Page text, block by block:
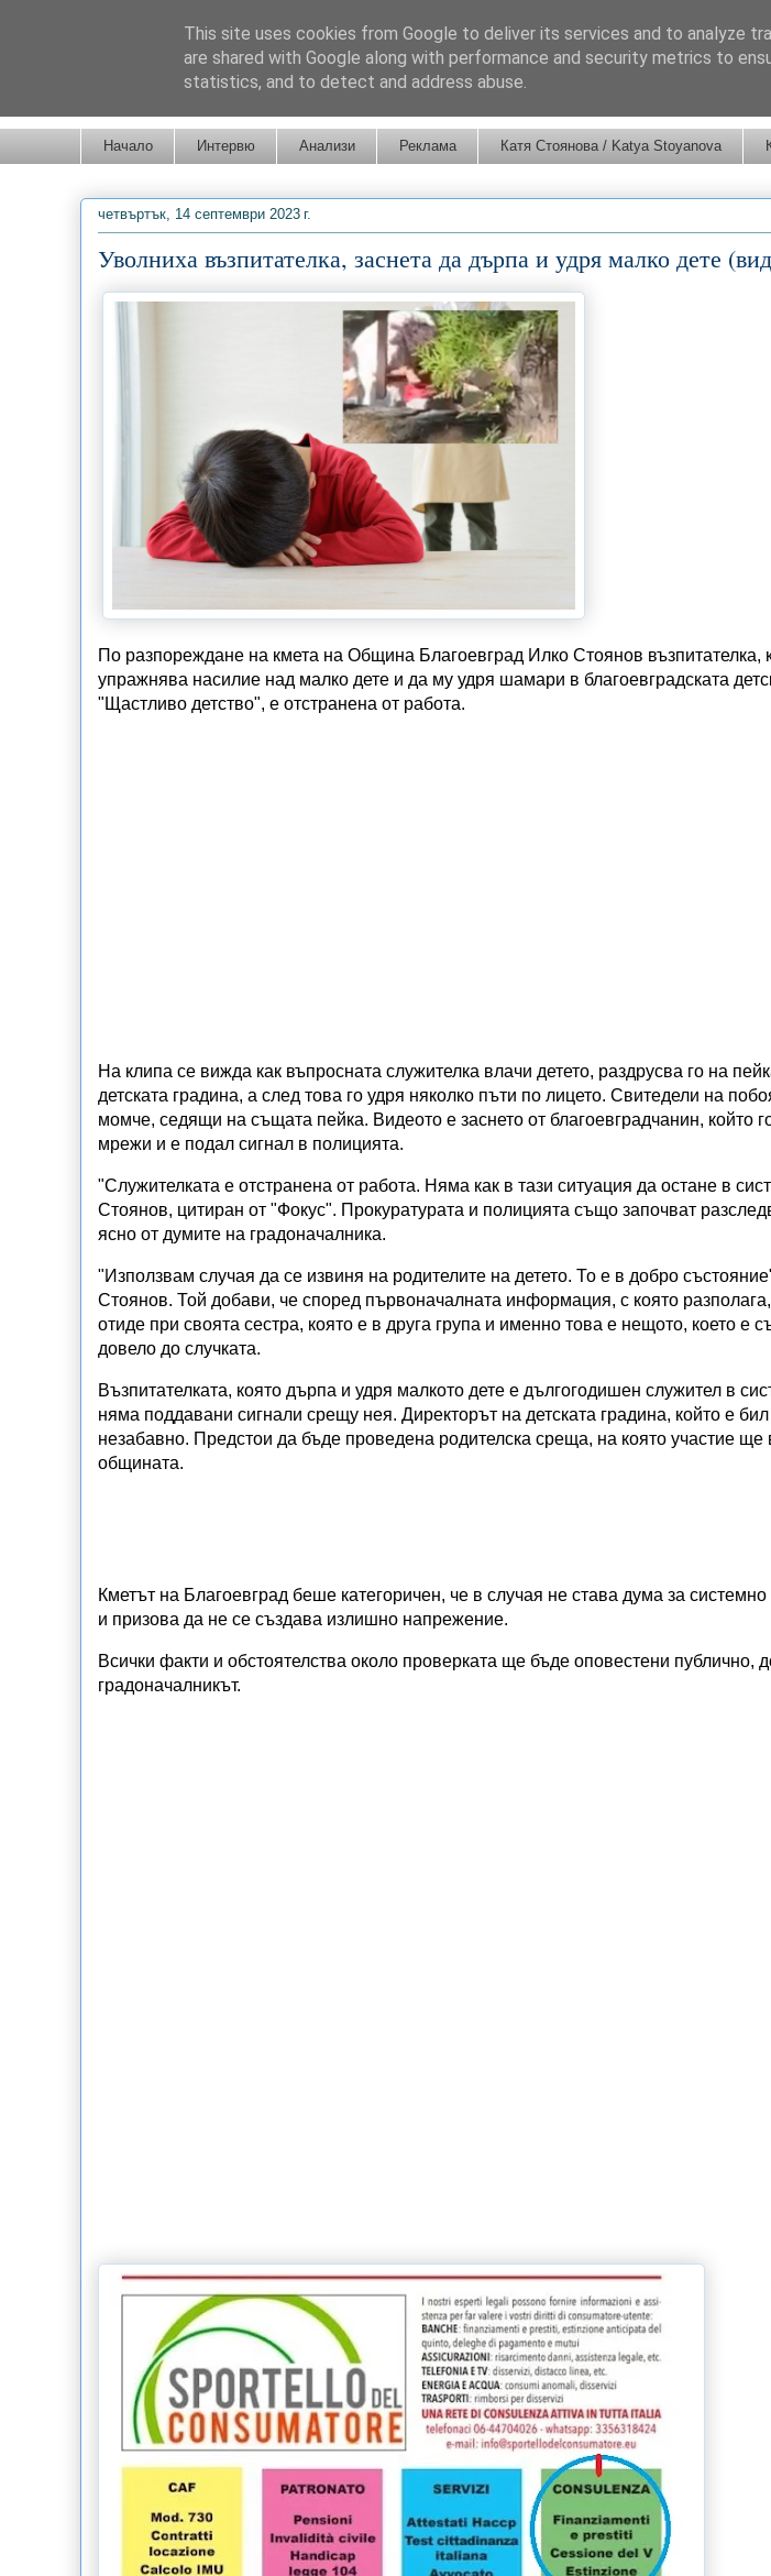
Начало Интервю Анализи Реклама Катя Стоянова / Katya Stoyanova
четвъртък, 14 септември 2023 г.
Уволниха възпитателка, заснета да дърпа и удря малко дете
По разпореждане на кмета на Община Благоевград Илко Стоянов възпитателка,
упражнява насилие над малко дете и да му удря шамари в благоевградската
"Щастливо детство", е отстранена от работа.
На клипа се вижда как въпросната служителка влачи детето, раздрусва го на
детската градина, а след това го удря няколко пъти по лицето. Свитедели на
момче, седящи на същата пейка. Видеото е заснето от благоевградчанин, който
мрежи и е подал сигнал в полицията.
"Служителката е отстранена от работа. Няма как в тази ситуация да остане в
Стоянов, цитиран от "Фокус". Прокуратурата и полицията също започват
ясно от думите на градоначалника.
"Използвам случая да се извиня на родителите на детето. То е в добро
Стоянов. Той добави, че според първоначалната информация, с която разполага,
отиде при своята сестра, която е в друга група и именно това е нещото, което е
довело до случката.
Възпитателката, която дърпа и удря малкото дете е дългогодишен служител в
няма поддавани сигнали срещу нея. Директорът на детската градина, който е
незабавно. Предстои да бъде проведена родителска среща, на която участие ще
общината.
Кметът на Благоевград беше категоричен, че в случая не става дума за
и призова да не се създава излишно напрежение.
Всички факти и обстоятелства около проверката ще бъде оповестени публично,
градоначалникът.
This site uses cookies from Google to deliver its services and to analyze
are shared with Google along with performance and security metrics to
statistics, and to detect and address abuse.